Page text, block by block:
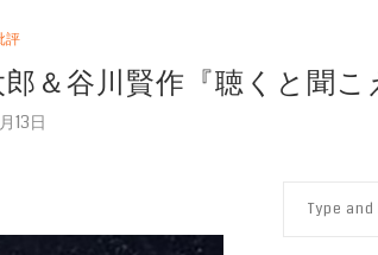
評
谷川賢作『聴くと聞こ
13日